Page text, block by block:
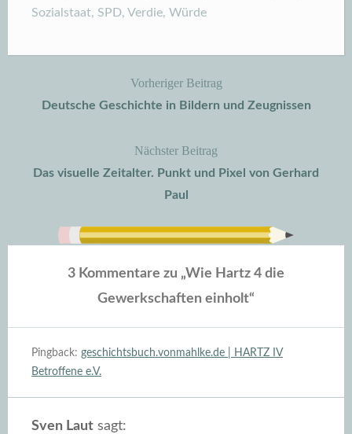
Sozialstaat, SPD, Verdie, Würde
BeitragsnavigationVorheriger Beitrag
Deutsche Geschichte in Bildern und Zeugnissen
Nächster Beitrag
Das visuelle Zeitalter. Punkt und Pixel von Gerhard
Paul
3 Kommentare zu „Wie Hartz 4 die
Gewerkschaften einholt“
Pingback: geschichtsbuch.vonmahlke.de | HARTZ IV
Betroffene e.V.
Sven Laut sagt: